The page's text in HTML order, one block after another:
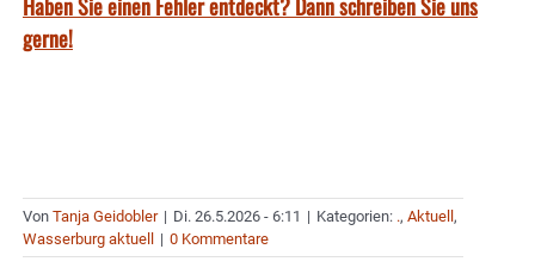
gerne!
Von Tanja Geidobler | Di. 26.5.2026 - 6:11 | Kategorien: ., Aktuell,
Wasserburg aktuell | 0 Kommentare